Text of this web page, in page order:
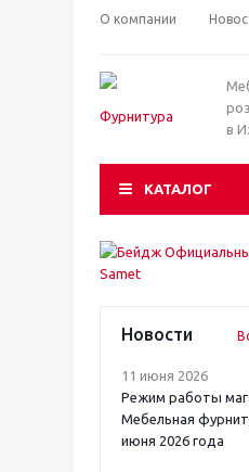
О компании
в
КАТАЛОГ
Новости
11 июня 2026
Режим работы
Мебельная
июня 2026 года